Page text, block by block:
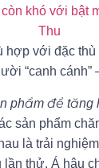
hợp với đặc
“canh cánh”
phẩm để tăng
sản phẩm
là trải
lần thử. Á hậu